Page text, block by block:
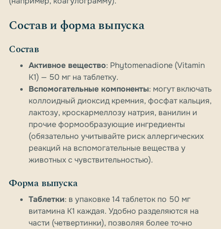
Состав и форма выпуска
Состав
Активное вещество: Phytomenadione (Vitamin
K1) — 50 мг на таблетку.
Вспомогательные компоненты: могут включать
коллоидный диоксид кремния, фосфат кальция,
лактозу, кроскармеллозу натрия, ванилин и
прочие формообразующие ингредиенты
(обязательно учитывайте риск аллергических
реакций на вспомогательные вещества у
животных с чувствительностью).
Форма выпуска
Таблетки: в упаковке 14 таблеток по 50 мг
витамина K1 каждая. Удобно разделяются на
части (четвертинки), позволяя более точно